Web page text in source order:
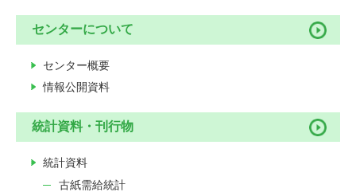
センターについて
センター概要
情報公開資料
統計資料・刊行物
統計資料
古紙需給統計